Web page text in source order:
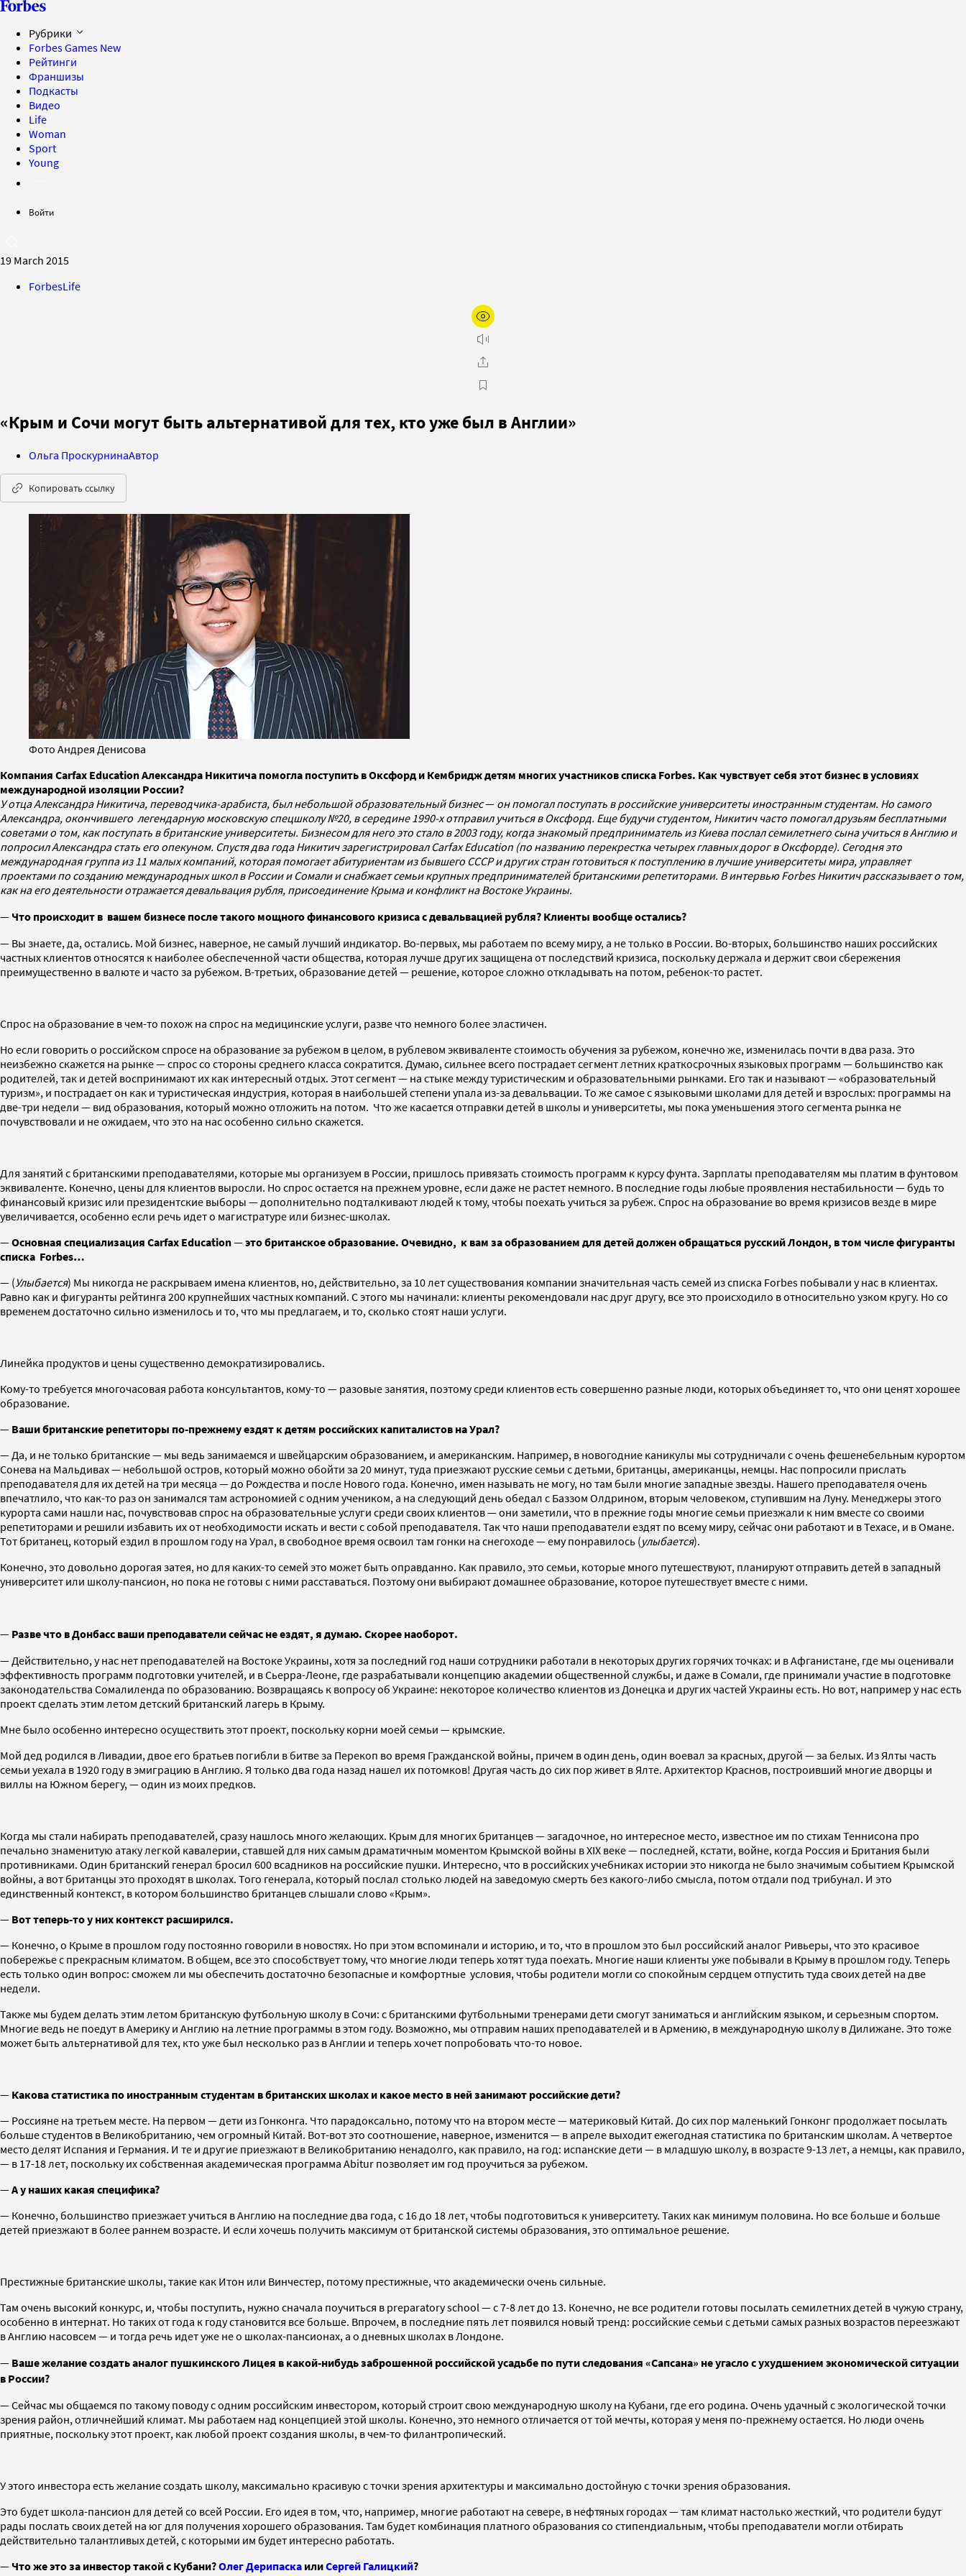
Рубрики
Forbes Games New
Рейтинги
Франшизы
Подкасты
Видео
Life
Woman
Sport
Young
Войти
19 March 2015
ForbesLife
«Крым и Сочи могут быть альтернативой для тех, кто уже был в Англии»
Ольга ПроскурнинаАвтор
Копировать ссылку
Фото Андрея Денисова
Компания Carfax Education Александра Никитича помогла поступить в Оксфорд и Кембридж детям многих участников списка Forbes. Как чувствует себя этот бизнес в условиях
международной изоляции России?
У отца Александра Никитича, переводчика-арабиста, был небольшой образовательный бизнес— он помогал поступать в российские университеты иностранным студентам. Но самого
Александра, окончившего легендарную московскую спецшколу №20, в середине 1990-х отправил учиться в Оксфорд. Еще будучи студентом, Никитич часто помогал друзьям бесплатными
советами о том, как поступать в британские университеты. Бизнесом для него это стало в 2003 году, когда знакомый предприниматель из Киева послал семилетнего сына учиться в Англию и
попросил Александра стать его опекуном. Спустя два года Никитич зарегистрировал Carfax Education (по названию перекрестка четырех главных дорог в Оксфорде). Сегодня это
международная группа из 11 малых компаний, которая помогает абитуриентам из бывшего СССР и других стран готовиться к поступлению в лучшие университеты мира, управляет
проектами по созданию международных школ в России и Сомали и снабжает семьи крупных предпринимателей британскими репетиторами. В интервью Forbes Никитич рассказывает о том,
как на его деятельности отражается девальвация рубля, присоединение Крыма и конфликт на Востоке Украины.
— Что происходит в вашем бизнесе после такого мощного финансового кризиса с девальвацией рубля? Клиенты вообще остались?
— Вы знаете, да, остались. Мой бизнес, наверное, не самый лучший индикатор. Во-первых, мы работаем по всему миру, а не только в России. Во-вторых, большинство наших российских
частных клиентов относятся к наиболее обеспеченной части общества, которая лучше других защищена от последствий кризиса, поскольку держала и держит свои сбережения
преимущественно в валюте и часто за рубежом. В-третьих, образование детей — решение, которое сложно откладывать на потом, ребенок-то растет.
Спрос на образование в чем-то похож на спрос на медицинские услуги, разве что немного более эластичен.
Но если говорить о российском спросе на образование за рубежом в целом, в рублевом эквиваленте стоимость обучения за рубежом, конечно же, изменилась почти в два раза. Это
неизбежно скажется на рынке — спрос со стороны среднего класса сократится. Думаю, сильнее всего пострадает сегмент летних краткосрочных языковых программ — большинство как
родителей, так и детей воспринимают их как интересный отдых. Этот сегмент — на стыке между туристическим и образовательными рынками. Его так и называют — «образовательный
туризм», и пострадает он как и туристическая индустрия, которая в наибольшей степени упала из-за девальвации. То же самое с языковыми школами для детей и взрослых: программы на
две-три недели — вид образования, который можно отложить на потом. Что же касается отправки детей в школы и университеты, мы пока уменьшения этого сегмента рынка не
почувствовали и не ожидаем, что это на нас особенно сильно скажется.
Для занятий с британскими преподавателями, которые мы организуем в России, пришлось привязать стоимость программ к курсу фунта. Зарплаты преподавателям мы платим в фунтовом
эквиваленте. Конечно, цены для клиентов выросли. Но спрос остается на прежнем уровне, если даже не растет немного. В последние годы любые проявления нестабильности — будь то
финансовый кризис или президентские выборы — дополнительно подталкивают людей к тому, чтобы поехать учиться за рубеж. Спрос на образование во время кризисов везде в мире
увеличивается, особенно если речь идет о магистратуре или бизнес-школах.
—Основная специализация Carfax Education—это британское образование. Очевидно, к вам за образованием для детей должен обращаться русский Лондон, в том числе фигуранты
списка Forbes…
— (Улыбается) Мы никогда не раскрываем имена клиентов, но, действительно, за 10 лет существования компании значительная часть семей из списка Forbes побывали у нас в клиентах.
Равно как и фигуранты рейтинга 200 крупнейших частных компаний. С этого мы начинали: клиенты рекомендовали нас друг другу, все это происходило в относительно узком кругу. Но со
временем достаточно сильно изменилось и то, что мы предлагаем, и то, сколько стоят наши услуги.
Линейка продуктов и цены существенно демократизировались.
Кому-то требуется многочасовая работа консультантов, кому-то — разовые занятия, поэтому среди клиентов есть совершенно разные люди, которых объединяет то, что они ценят хорошее
образование.
— Ваши британские репетиторы по-прежнему ездят к детям российских капиталистов на Урал?
— Да, и не только британские — мы ведь занимаемся и швейцарским образованием, и американским. Например, в новогодние каникулы мы сотрудничали с очень фешенебельным курортом
Сонева на Мальдивах — небольшой остров, который можно обойти за 20 минут, туда приезжают русские семьи с детьми, британцы, американцы, немцы. Нас попросили прислать
преподавателя для их детей на три месяца — до Рождества и после Нового года. Конечно, имен называть не могу, но там были многие западные звезды. Нашего преподавателя очень
впечатлило, что как-то раз он занимался там астрономией с одним учеником, а на следующий день обедал с Баззом Олдрином, вторым человеком, ступившим на Луну. Менеджеры этого
курорта сами нашли нас, почувствовав спрос на образовательные услуги среди своих клиентов — они заметили, что в прежние годы многие семьи приезжали к ним вместе со своими
репетиторами и решили избавить их от необходимости искать и вести с собой преподавателя. Так что наши преподаватели ездят по всему миру, сейчас они работают и в Техасе, и в Омане.
Тот британец, который ездил в прошлом году на Урал, в свободное время освоил там гонки на снегоходе — ему понравилось (улыбается).
Конечно, это довольно дорогая затея, но для каких-то семей это может быть оправданно. Как правило, это семьи, которые много путешествуют, планируют отправить детей в западный
университет или школу-пансион, но пока не готовы с ними расставаться. Поэтому они выбирают домашнее образование, которое путешествует вместе с ними.
— Разве что в Донбасс ваши преподаватели сейчас не ездят, я думаю. Скорее наоборот.
— Действительно, у нас нет преподавателей на Востоке Украины, хотя за последний год наши сотрудники работали в некоторых других горячих точках: и в Афганистане, где мы оценивали
эффективность программ подготовки учителей, и в Сьерра-Леоне, где разрабатывали концепцию академии общественной службы, и даже в Сомали, где принимали участие в подготовке
законодательства Сомалиленда по образованию. Возвращаясь к вопросу об Украине: некоторое количество клиентов из Донецка и других частей Украины есть. Но вот, например у нас есть
проект сделать этим летом детский британский лагерь в Крыму.
Мне было особенно интересно осуществить этот проект, поскольку корни моей семьи — крымские.
Мой дед родился в Ливадии, двое его братьев погибли в битве за Перекоп во время Гражданской войны, причем в один день, один воевал за красных, другой — за белых. Из Ялты часть
семьи уехала в 1920 году в эмиграцию в Англию. Я только два года назад нашел их потомков! Другая часть до сих пор живет в Ялте. Архитектор Краснов, построивший многие дворцы и
виллы на Южном берегу, — один из моих предков.
Когда мы стали набирать преподавателей, сразу нашлось много желающих. Крым для многих британцев — загадочное, но интересное место, известное им по стихам Теннисона про
печально знаменитую атаку легкой кавалерии, ставшей для них самым драматичным моментом Крымской войны в XIX веке — последней, кстати, войне, когда Россия и Британия были
противниками. Один британский генерал бросил 600 всадников на российские пушки. Интересно, что в российских учебниках истории это никогда не было значимым событием Крымской
войны, а вот британцы это проходят в школах. Того генерала, который послал столько людей на заведомую смерть без какого-либо смысла, потом отдали под трибунал. И это
единственный контекст, в котором большинство британцев слышали слово «Крым».
— Вот теперь-то у них контекст расширился.
— Конечно, о Крыме в прошлом году постоянно говорили в новостях. Но при этом вспоминали и историю, и то, что в прошлом это был российский аналог Ривьеры, что это красивое
побережье с прекрасным климатом. В общем, все это способствует тому, что многие люди теперь хотят туда поехать. Многие наши клиенты уже побывали в Крыму в прошлом году. Теперь
есть только один вопрос: сможем ли мы обеспечить достаточно безопасные и комфортные условия, чтобы родители могли со спокойным сердцем отпустить туда своих детей на две
недели.
Также мы будем делать этим летом британскую футбольную школу в Сочи: с британскими футбольными тренерами дети смогут заниматься и английским языком, и серьезным спортом.
Многие ведь не поедут в Америку и Англию на летние программы в этом году. Возможно, мы отправим наших преподавателей и в Армению, в международную школу в Дилижане. Это тоже
может быть альтернативой для тех, кто уже был несколько раз в Англии и теперь хочет попробовать что-то новое.
— Какова статистика по иностранным студентам в британских школах и какое место в ней занимают российские дети?
— Россияне на третьем месте. На первом — дети из Гонконга. Что парадоксально, потому что на втором месте — материковый Китай. До сих пор маленький Гонконг продолжает посылать
больше студентов в Великобританию, чем огромный Китай. Вот-вот это соотношение, наверное, изменится — в апреле выходит ежегодная статистика по британским школам. А четвертое
место делят Испания и Германия. И те и другие приезжают в Великобританию ненадолго, как правило, на год: испанские дети — в младшую школу, в возрасте 9-13 лет, а немцы, как правило,
— в 17-18 лет, поскольку их собственная академическая программа Abitur позволяет им год проучиться за рубежом.
—А у наших какая специфика?
— Конечно, большинство приезжает учиться в Англию на последние два года, с 16 до 18 лет, чтобы подготовиться к университету. Таких как минимум половина. Но все больше и больше
детей приезжают в более раннем возрасте. И если хочешь получить максимум от британской системы образования, это оптимальное решение.
Престижные британские школы, такие как Итон или Винчестер, потому престижные, что академически очень сильные.
Там очень высокий конкурс, и, чтобы поступить, нужно сначала поучиться в preparatory school — с 7-8 лет до 13. Конечно, не все родители готовы посылать семилетних детей в чужую страну,
особенно в интернат. Но таких от года к году становится все больше. Впрочем, в последние пять лет появился новый тренд: российские семьи с детьми самых разных возрастов переезжают
в Англию насовсем — и тогда речь идет уже не о школах-пансионах, а о дневных школах в Лондоне.
— Ваше желание создать аналог пушкинского Лицея в какой-нибудь заброшенной российской усадьбе по пути следования «Сапсана» не угасло с ухудшением экономической ситуации
в России?
— Сейчас мы общаемся по такому поводу с одним российским инвестором, который строит свою международную школу на Кубани, где его родина. Очень удачный с экологической точки
зрения район, отличнейший климат. Мы работаем над концепцией этой школы. Конечно, это немного отличается от той мечты, которая у меня по-прежнему остается. Но люди очень
приятные, поскольку этот проект, как любой проект создания школы, в чем-то филантропический.
У этого инвестора есть желание создать школу, максимально красивую с точки зрения архитектуры и максимально достойную с точки зрения образования.
Это будет школа-пансион для детей со всей России. Его идея в том, что, например, многие работают на севере, в нефтяных городах — там климат настолько жесткий, что родители будут
рады послать своих детей на юг для получения хорошего образования. Там будет комбинация платного образования со стипендиальным, чтобы преподаватели могли отбирать
действительно талантливых детей, с которыми им будет интересно работать.
— Что же это за инвестор такой с Кубани?Олег Дерипаска илиСергей Галицкий?